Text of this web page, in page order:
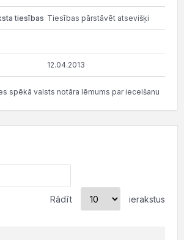
Tiesības pārstāvēt atsevišķi
12.04.2013
spēkā valsts notāra lēmums par iecelšanu
Rādīt ierakstus